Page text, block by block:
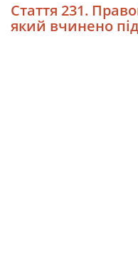
Стаття 231.
який вчинено